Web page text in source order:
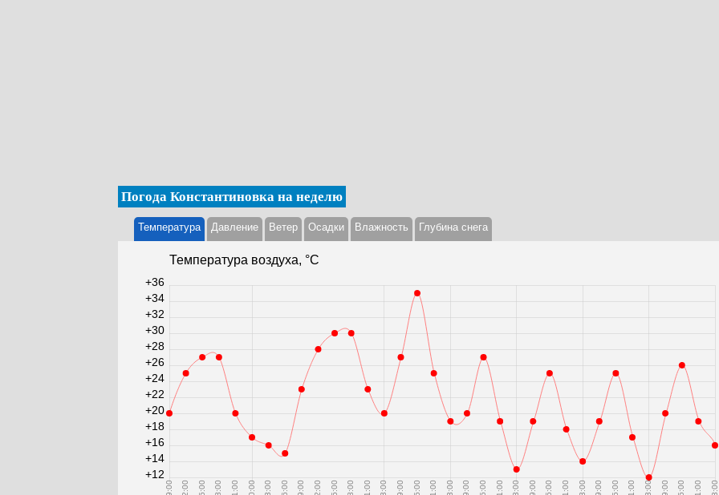
Погода Константиновка на неделю
Температура Давление Ветер Осадки Влажность Глубина снега
Температура воздуха, °С
09:00 12:00 15:00 18:00 21:00 00:00 03:00 06:00 09:00 12:00 15:00 18:00 21:00 03:00 09:00 15:00 21:00 03:00 09:00 15:00 21:00 03:00 09:00 15:00 21:00 03:00 09:00 15:00 21:00 03:00 09:00 15:00 21:00 03:00
+12
+14
+16
+18
+20
+22
+24
+26
+28
+30
+32
+34
+36